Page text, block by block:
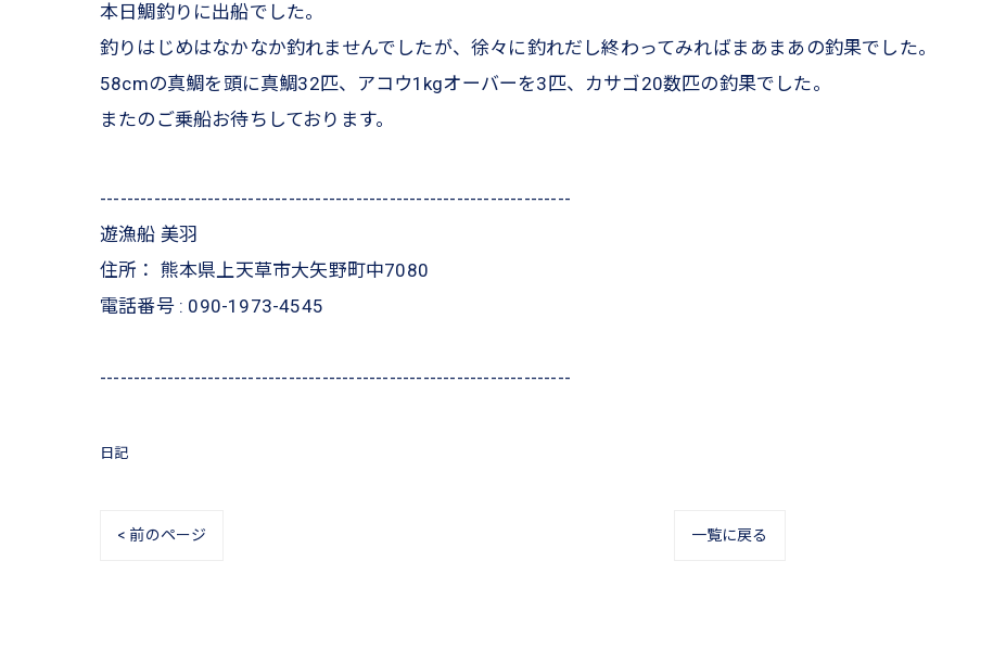
本日鯛釣りに出船でした。
釣りはじめはなかなか釣れませんでしたが、徐々に釣れだし終わってみればまあまあの釣果でした。
58cmの真鯛を頭に真鯛32匹、アコウ1kgオーバーを3匹、カサゴ20数匹の釣果でした。
またのご乗船お待ちしております。
----------------------------------------------------------------------
遊漁船 美羽
住所： 熊本県上天草市大矢野町中7080
電話番号 : 090-1973-4545
----------------------------------------------------------------------
日記
< 前のページ 一覧に戻る